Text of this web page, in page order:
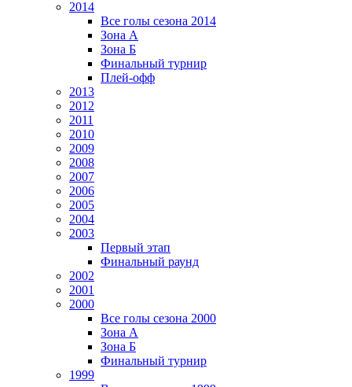
2014
Все голы сезона 2014
Зона А
Зона Б
Финальный турнир
Плей-офф
2013
2012
2011
2010
2009
2008
2007
2006
2005
2004
2003
Первый этап
Финальный раунд
2002
2001
2000
Все голы сезона 2000
Зона А
Зона Б
Финальный турнир
1999